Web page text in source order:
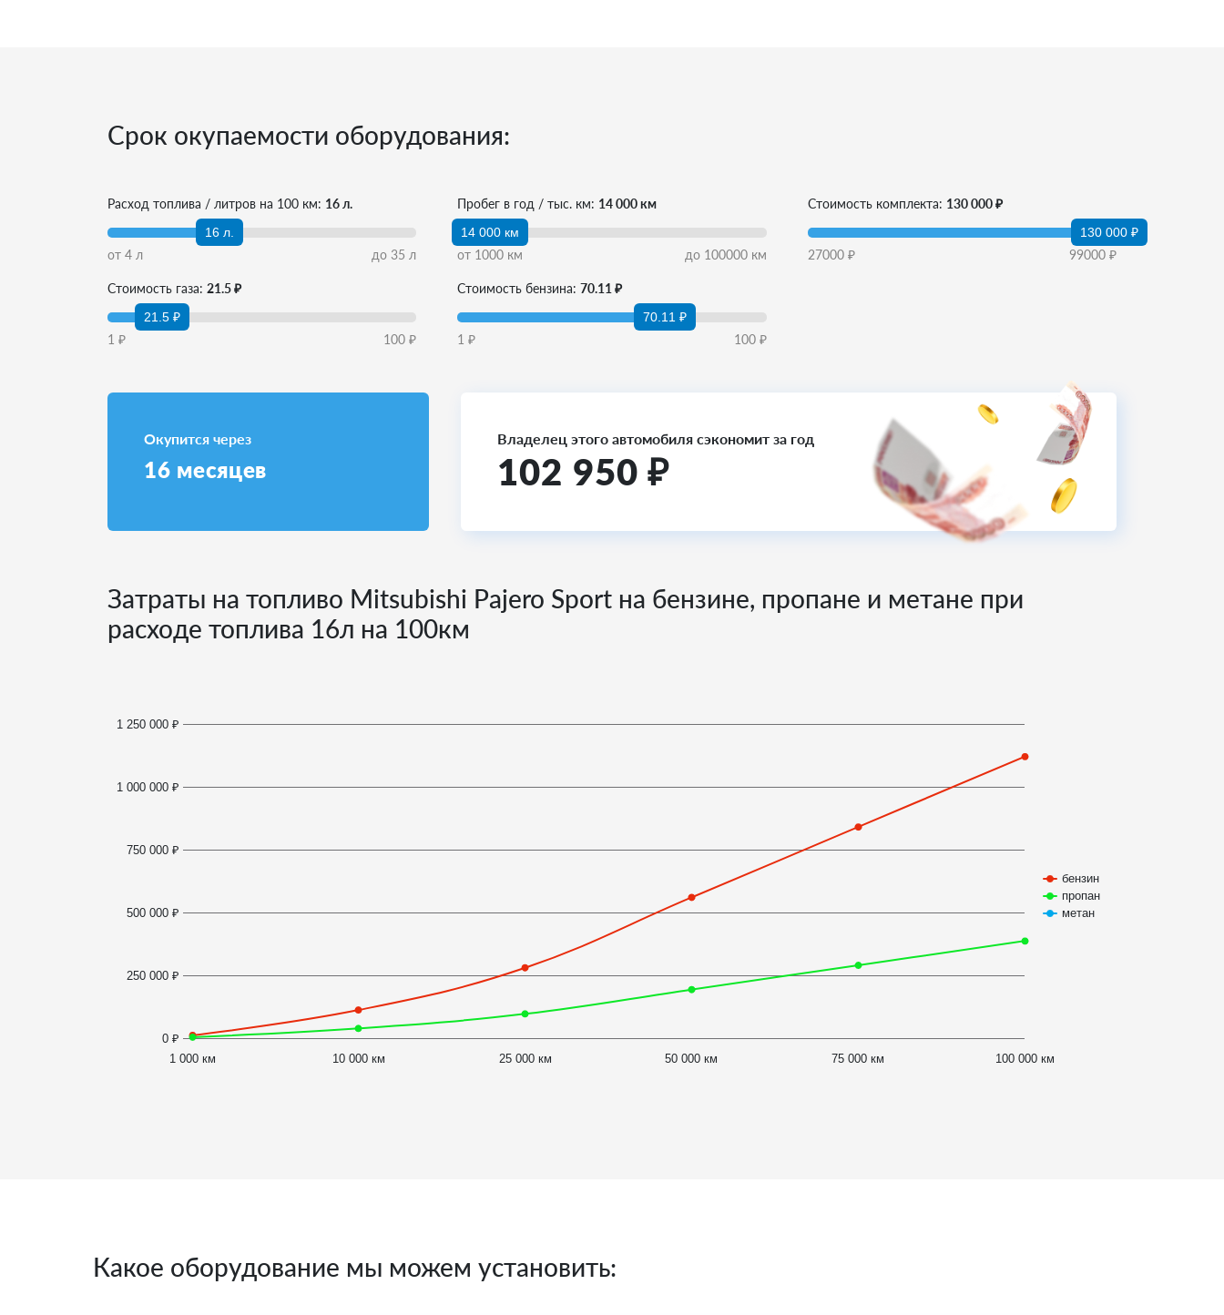
Срок окупаемости оборудования:
Расход топлива / литров на 100 км: 16 л.
16 л.
от 4 л до35 л
Пробег в год / тыс. км: 14 000 км
14 000 км
от 1000 км до 100000км
Стоимость комплекта: 130 000 ₽
130 000 ₽
27000₽ 99000₽
Стоимость газа: 21.5 ₽
21.5 ₽
1 ₽ 100 ₽
Стоимость бензина:70.11 ₽
70.11 ₽
1 ₽ 100₽
Окупится через
16 месяцев
Владелец этого автомобиля сэкономит за год
102 950 ₽
Затраты на топливо Mitsubishi Pajero Sport на бензине, пропане и метане при
расходе топлива 16л на 100км
бензин
пропан
метан
1 000 км 10 000 км 25 000 км 50 000 км 75 000 км 100 000 км
0 ₽
250 000 ₽
500 000 ₽
750 000 ₽
1 000 000 ₽
1 250 000 ₽
Какое оборудование мы можем установить: